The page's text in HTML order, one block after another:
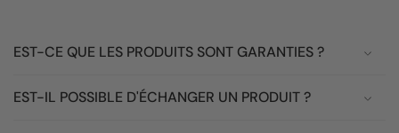
EST-CE QUE LES PRODUITS SONT GARANTIES ?
EST-IL POSSIBLE D'ÉCHANGER UN PRODUIT ?